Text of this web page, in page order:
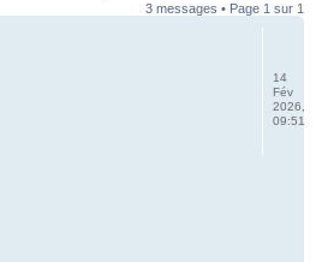
3 messages • Page 1 sur 1
14
Fév
2026,
09:51